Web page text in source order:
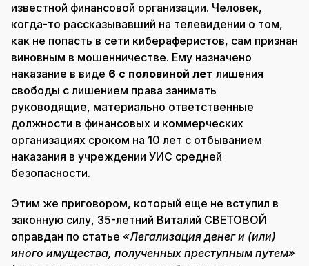
известной финансовой организации. Человек,
когда-то рассказывавший на телевидении о том,
как не попасть в сети кибераферистов, сам признан
виновным в мошенничестве. Ему назначено
наказание в виде 6 с половиной лет лишения
свободы с лишением права занимать
руководящие, материально ответственные
должности в финансовых и коммерческих
организациях сроком на 10 лет с отбыванием
наказания в учреждении УИС средней
безопасности.
Этим же приговором, который еще не вступил в
законную силу, 35-летний Виталий СВЕТОВОЙ
оправдан по статье «Легализация денег и (или)
иного имущества, полученных преступным путем»